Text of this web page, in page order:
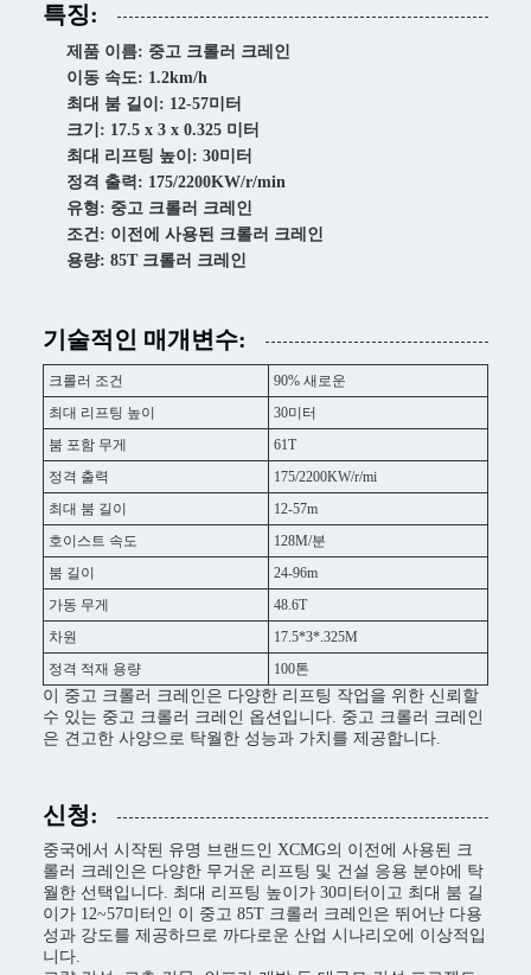
특징:
제품 이름: 중고 크롤러 크레인
이동 속도: 1.2km/h
최대 붐 길이: 12-57미터
크기: 17.5 x 3 x 0.325 미터
최대 리프팅 높이: 30미터
정격 출력: 175/2200KW/r/min
유형: 중고 크롤러 크레인
조건: 이전에 사용된 크롤러 크레인
용량: 85T 크롤러 크레인
기술적인 매개변수:
크롤러 조건
90% 새로운
최대 리프팅 높이
30미터
붐 포함 무게
61T
정격 출력
175/2200KW/r/mi
최대 붐 길이
12-57m
호이스트 속도
128M/분
붐 길이
24-96m
가동 무게
48.6T
차원
17.5*3*.325M
정격 적재 용량
100톤
이 중고 크롤러 크레인은 다양한 리프팅 작업을 위한 신뢰할
수 있는 중고 크롤러 크레인 옵션입니다. 중고 크롤러 크레인
은 견고한 사양으로 탁월한 성능과 가치를 제공합니다.
신청:
중국에서 시작된 유명 브랜드인 XCMG의 이전에 사용된 크
롤러 크레인은 다양한 무거운 리프팅 및 건설 응용 분야에 탁
월한 선택입니다. 최대 리프팅 높이가 30미터이고 최대 붐 길
이가 12~57미터인 이 중고 85T 크롤러 크레인은 뛰어난 다용
성과 강도를 제공하므로 까다로운 산업 시나리오에 이상적입
니다.